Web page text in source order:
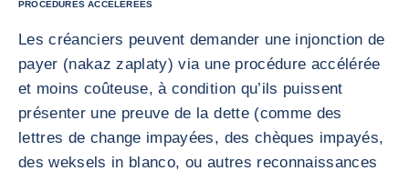
PROCÉDURES ACCÉLÉRÉES
Les créanciers peuvent demander une injonction de
payer (nakaz zaplaty) via une procédure accélérée
et moins coûteuse, à condition qu’ils puissent
présenter une preuve de la dette (comme des
lettres de change impayées, des chèques impayés,
des weksels in blanco, ou autres reconnaissances